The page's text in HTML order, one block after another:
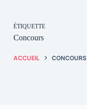
ÉTIQUETTE
Concours
ACCUEIL CONCOURS